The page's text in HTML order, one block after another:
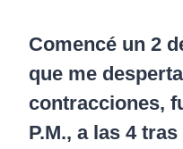
Comencé un 2
que me
contracciones,
P.M., a las 4